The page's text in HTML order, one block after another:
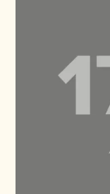
Proxima Nova
ม